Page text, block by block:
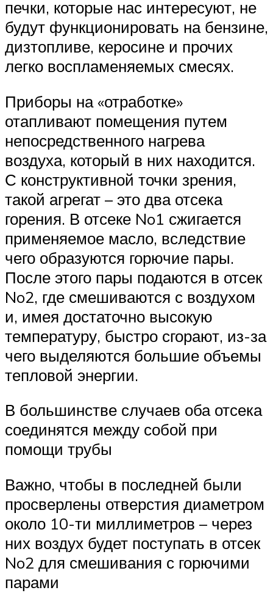
печки, которые нас интересуют, не
будут функционировать на бензине,
дизтопливе, керосине и прочих
легко воспламеняемых смесях.
Приборы на «отработке»
отапливают помещения путем
непосредственного нагрева
воздуха, который в них находится.
С конструктивной точки зрения,
такой агрегат – это два отсека
горения. В отсеке No1 сжигается
применяемое масло, вследствие
чего образуются горючие пары.
После этого пары подаются в отсек
No2, где смешиваются с воздухом
и, имея достаточно высокую
температуру, быстро сгорают, из-за
чего выделяются большие объемы
тепловой энергии.
В большинстве случаев оба отсека
соединятся между собой при
помощи трубы
Важно, чтобы в последней были
просверлены отверстия диаметром
около 10-ти миллиметров – через
них воздух будет поступать в отсек
No2 для смешивания с горючими
парами